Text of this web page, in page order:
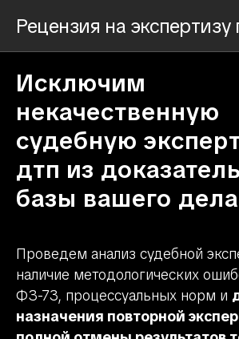
Рецензия на экспертизу
Исключим
некачественную
судебную
дтп из
базы вашего дела
Проведем анализ судебной
наличие методологических
ФЗ-73, процессуальных норм и
назначения повторной